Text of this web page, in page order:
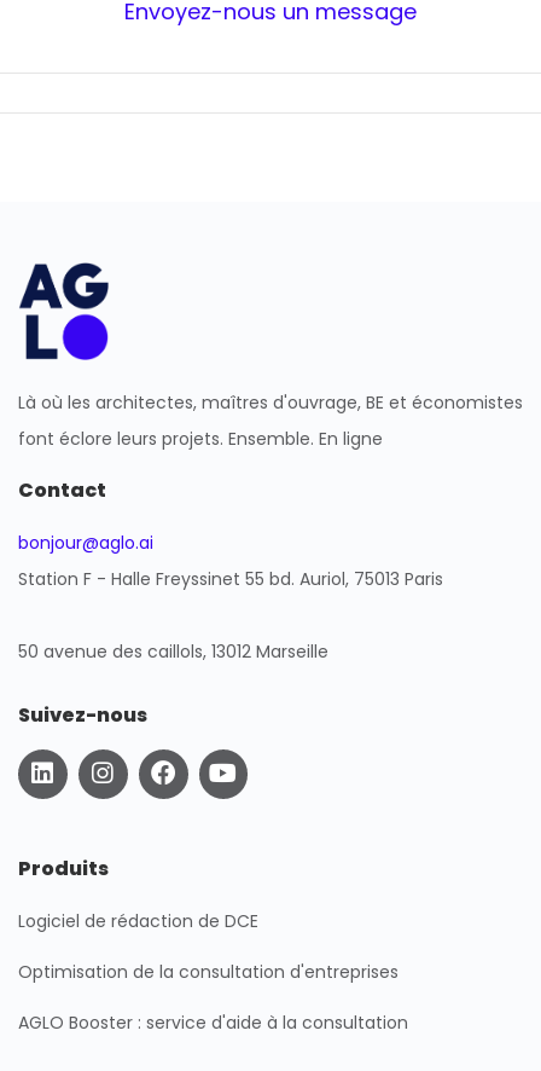
Envoyez-nous un message
Là où les architectes, maîtres d'ouvrage, BE et économistes
font éclore leurs projets. Ensemble. En ligne
Contact
bonjour@aglo.ai
Station F - Halle Freyssinet 55 bd. Auriol, 75013 Paris
50 avenue des caillols, 13012 Marseille
Suivez-nous
L
i
n
e
d
n
I
n
s
a
g
a
F
a
c
k
Y
o
u
Produits
Logiciel de rédaction de DCE
Optimisation de la consultation d'entreprises
AGLO Booster : service d'aide à la consultation